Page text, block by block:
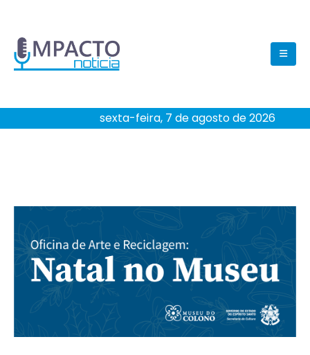
sexta-feira, 7 de agosto de 2026